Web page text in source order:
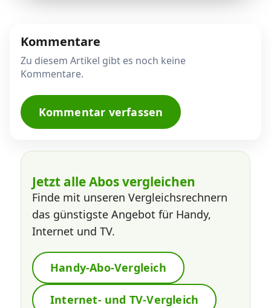
Kommentare
Zu diesem Artikel gibt es noch keine
Kommentare.
Kommentar verfassen
Jetzt alle Abos vergleichen
Finde mit unseren Vergleichsrechnern
das günstigste Angebot für Handy,
Internet und TV.
Handy-Abo-Vergleich
Internet- und TV-Vergleich